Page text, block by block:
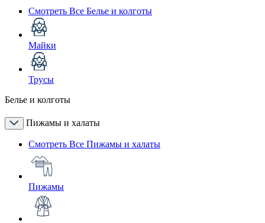
Смотреть Все Белье и колготы
Майки
Трусы
Белье и колготы
Пижамы и халаты
Смотреть Все Пижамы и халаты
Пижамы